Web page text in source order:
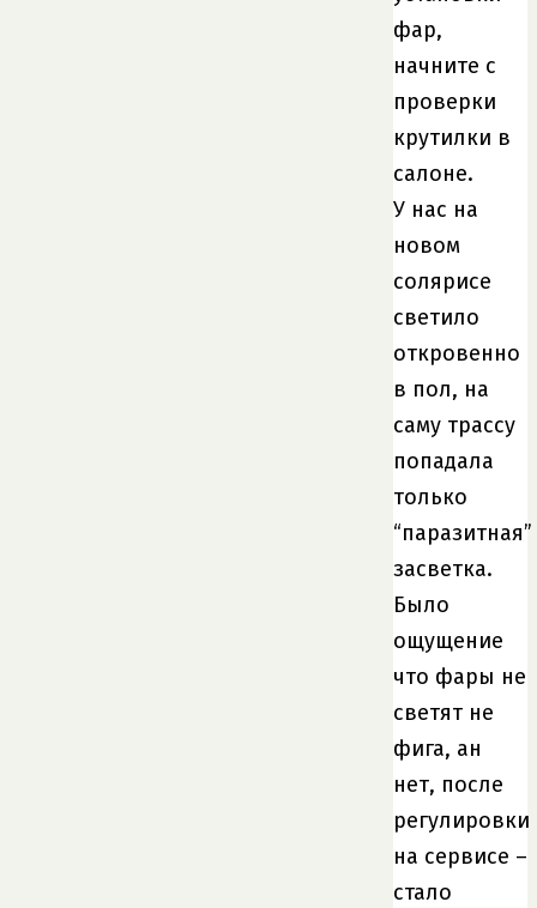
фар,
начните с
проверки
крутилки в
салоне.
У нас на
новом
солярисе
светило
откровенно
в пол, на
саму трассу
попадала
только
“паразитная”
засветка.
Было
ощущение
что фары не
светят не
фига, ан
нет, после
регулировки
на сервисе –
стало